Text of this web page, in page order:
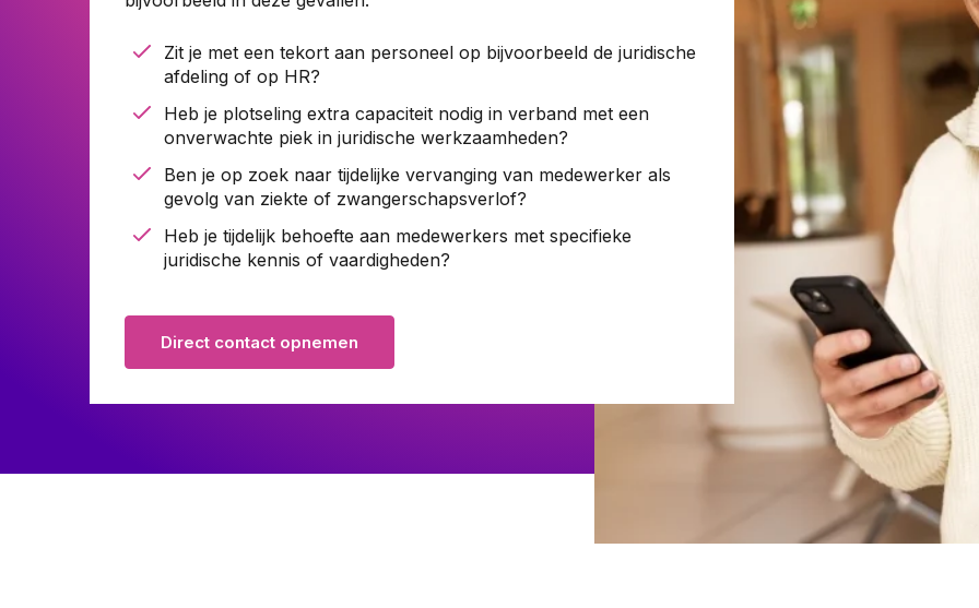
Privacyrecht
Verzekeringsrecht
Taal:
Zit je met een tekort aan personeel op bijvoorbeeld de juridische
afdeling of op HR?
Heb je plotseling extra capaciteit nodig in verband met een
onverwachte piek in juridische werkzaamheden?
Ben je op zoek naar tijdelijke vervanging van medewerker als
gevolg van ziekte of zwangerschapsverlof?
Heb je tijdelijk behoefte aan medewerkers met specifieke
juridische kennis of vaardigheden?
Direct contact opnemen